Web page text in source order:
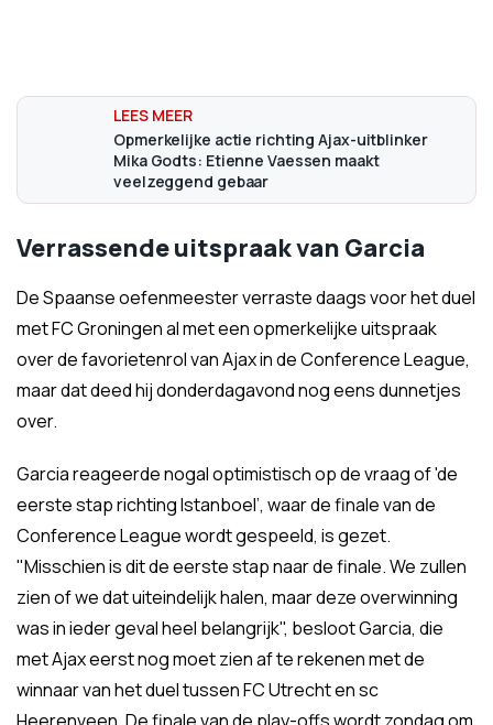
Opmerkelijke actie richting Ajax-uitblinker
Mika Godts: Etienne Vaessen maakt
veelzeggend gebaar
Verrassende uitspraak van Garcia
De Spaanse oefenmeester verraste daags voor het duel
met FC Groningen al met een opmerkelijke uitspraak
over de favorietenrol van Ajax in de Conference League,
maar dat deed hij donderdagavond nog eens dunnetjes
over.
Garcia reageerde nogal optimistisch op de vraag of 'de
eerste stap richting Istanboel’, waar de finale van de
Conference League wordt gespeeld, is gezet.
"Misschien is dit de eerste stap naar de finale. We zullen
zien of we dat uiteindelijk halen, maar deze overwinning
was in ieder geval heel belangrijk", besloot Garcia, die
met Ajax eerst nog moet zien af te rekenen met de
winnaar van het duel tussen FC Utrecht en sc